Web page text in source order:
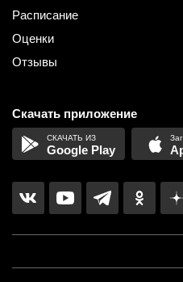
Расписание
Оценки
Отзывы
Скачать приложение
Google Play